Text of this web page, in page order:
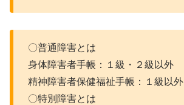
〇普通障害とは
身体障害者手帳：１級・２級以外
精神障害者保健福祉手帳：１級以外
〇特別障害とは